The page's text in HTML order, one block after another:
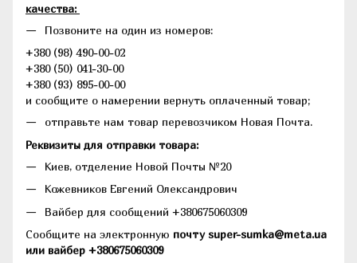
качества:
Позвоните на один из номеров:
+380 (98) 490-00-02
+380 (50) 041-30-00
+380 (93) 895-00-00
и сообщите о намерении вернуть оплаченный товар;
отправьте нам товар перевозчиком Новая Почта.
Реквизиты для отправки товара:
Киев, отделение Новой Почты №20
Кожевников Евгений Олександрович
Вайбер для сообщений +380675060309
Сообщите на электронную почту super-sumka@meta.ua
или вайбер +380675060309